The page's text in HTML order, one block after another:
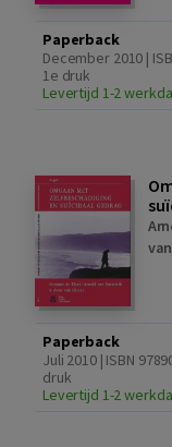
Paperback
December 2010 |
1e druk
Levertijd 1-2
Paperback
Juli 2010 | ISBN
druk
Levertijd 1-2